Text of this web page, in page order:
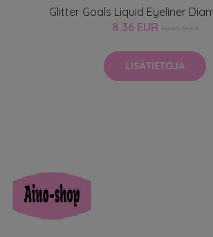
Glitter Goals Liquid Eyeliner
8.36 EUR
LISÄTIETOJA